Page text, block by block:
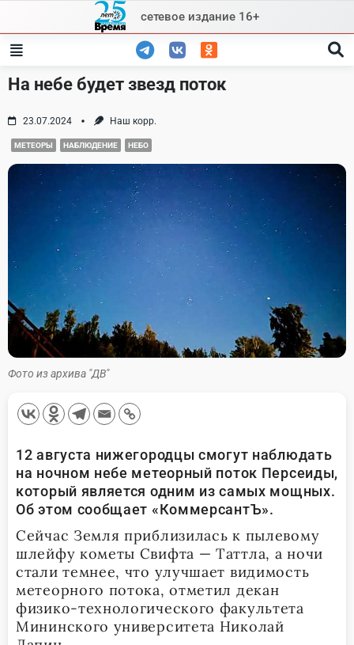
content
сетевое издание 16+
На небе будет звезд поток
23.07.2024 Наш корр.
МЕТЕОРЫ НАБЛЮДЕНИЕ НЕБО
Фото из архива "ДВ"
12 августа нижегородцы смогут наблюдать
на ночном небе метеорный поток Персеиды,
который является одним из самых мощных.
Об этом сообщает «КоммерсантЪ».
Сейчас Земля приблизилась к пылевому
шлейфу кометы Свифта — Таттла, а ночи
стали темнее, что улучшает видимость
метеорного потока, отметил декан
физико-технологического факультета
Мининского университета Николай